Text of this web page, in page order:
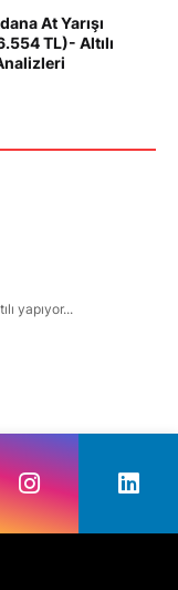
At Yarışı
TL)- Altılı
yapıyor...